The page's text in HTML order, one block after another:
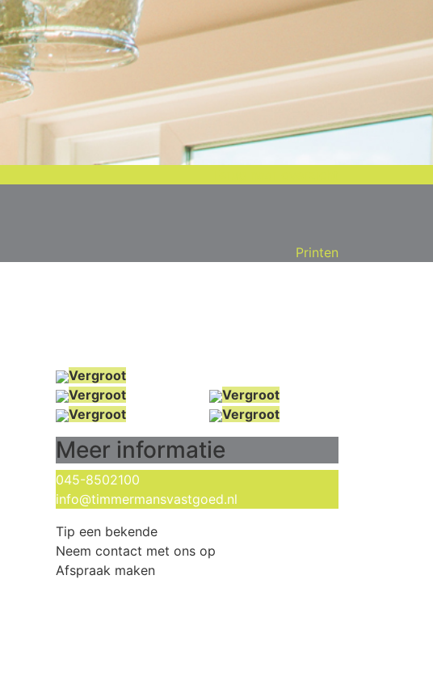
Printen
Vergroot
Vergroot
Vergroot
Vergroot
Vergroot
Meer informatie
045-8502100
info@timmermansvastgoed.nl
Tip een bekende
Neem contact met ons op
Afspraak maken